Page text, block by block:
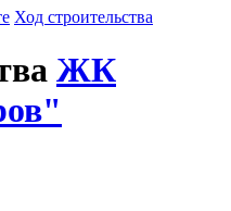
Ход строительства
ЖК